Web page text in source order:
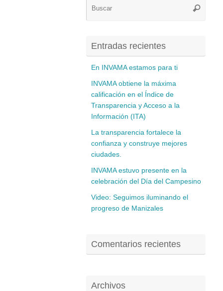
Buscar
Entradas recientes
En INVAMA estamos para ti
INVAMA obtiene la máxima
calificación en el Índice de
Transparencia y Acceso a la
Información (ITA)
La transparencia fortalece la
confianza y construye mejores
ciudades.
INVAMA estuvo presente en la
celebración del Día del Campesino
Video: Seguimos iluminando el
progreso de Manizales
Comentarios recientes
Archivos